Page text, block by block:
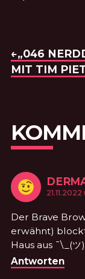
VORHERIGE
←„046
MIT TIM
am
Der Brave
erwähnt)
Haus aus ¯\_(ツ
Antworten